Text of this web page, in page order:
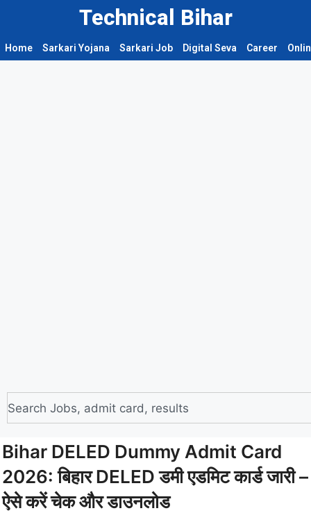
Technical Bihar
Home Sarkari Yojana Sarkari Job Digital Seva Career
Bihar DELED Dummy Admit Card
2026: बिहार DELED डमी एडमिट कार्ड जारी –
ऐसे करें चेक और डाउनलोड